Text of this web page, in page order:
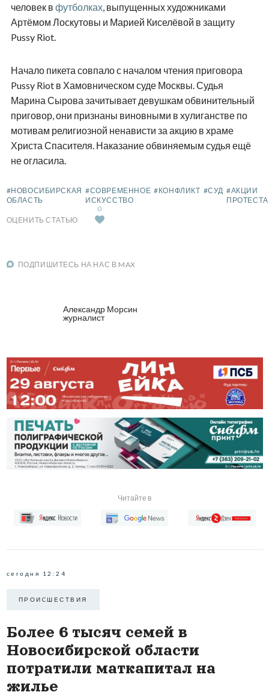
человек в футболках, выпущенных художниками
Артёмом Лоскутовы и Марией Киселёвой в защиту
Pussy Riot.
Начало пикета совпало с началом чтения приговора
Pussy Riot в Хамовническом суде Москвы. Судья
Марина Сырова зачитывает девушкам обвинительный
приговор, они признаны виновными в хулиганстве по
мотивам религиозной ненависти за акцию в храме
Христа Спасителя. Наказание обвиняемым судья ещё
не огласила.
#НОВОСИБИРСКАЯ
ОБЛАСТЬ
#СОВРЕМЕННОЕ
ИСКУССТВО
#КОНФЛИКТ #СУД #АКЦИИ
ПРОТЕСТА
ОЦЕНИТЬ СТАТЬЮ
0
ПОДПИШИТЕСЬ НА НАС В MAX
Александр Морсин
журналист
Читайте в
сегодня 12:24
ПРОИCШЕСТВИЯ
Более 6 тысяч семей в
Новосибирской области
потратили маткапитал на
жилье